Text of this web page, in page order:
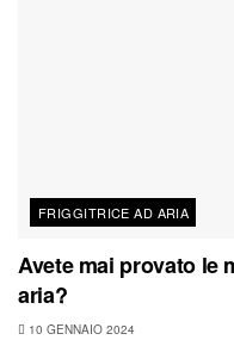
FRIGGITRICE AD ARIA
Avete mai provato le
aria?
10 GENNAIO 2024